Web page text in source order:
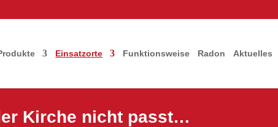
Einsatzorte Funktionsweise Radon Aktuelles
Kirche nicht passt…